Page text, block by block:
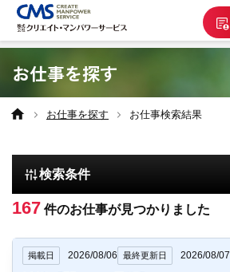
お仕事を探す
派遣で働く
登録の流れ
派遣の知識
お仕事を探す
お仕事を探す お仕事検索結果
検索条件
167 件のお仕事が見つかりました
掲載日 2026/08/06 最終更新日 2026/08/07